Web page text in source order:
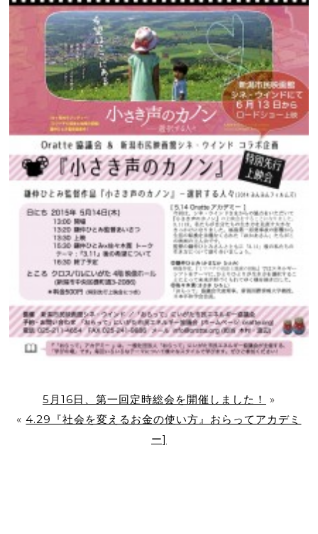
5月16日、第一回定時総会を開催しました！
»
«4.29『社会を変えるお金の使い方』おらってアカデミ
ー]